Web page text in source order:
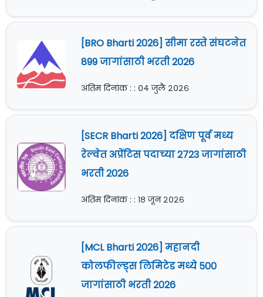
[BRO Bharti 2026] सीमा रस्ते संघटनेत
899 जागांसाठी भरती 2026
अंतिम दिनांक : : ०४ जुलै २०२६
[SECR Bharti 2026] दक्षिण पूर्व मध्य
रेल्वेत अप्रेंटिस पदाच्या 2723 जागांसाठी
भरती 2026
अंतिम दिनांक : : १८ जून २०२६
[MCL Bharti 2026] महानदी
कोलफील्ड्स लिमिटेड मध्ये 500
जागांसाठी भरती 2026